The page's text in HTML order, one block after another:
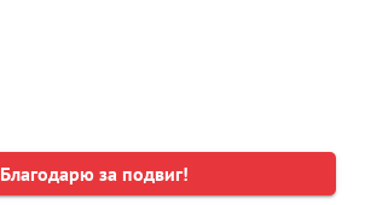
Благодарю за подвиг!